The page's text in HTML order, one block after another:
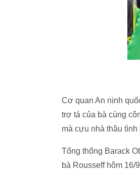
Cơ quan An ninh
trợ tá của bà cùng
mà cựu nhà thầu
Tổng thống Barack
bà Rousseff hôm 16/